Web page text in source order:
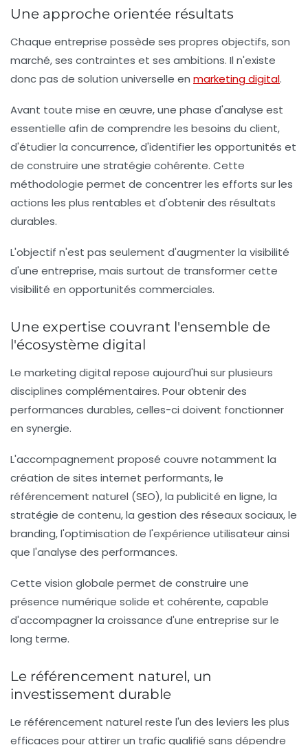
Une approche orientée résultats
Chaque entreprise possède ses propres objectifs, son
marché, ses contraintes et ses ambitions. Il n'existe
donc pas de solution universelle en marketing digital.
Avant toute mise en œuvre, une phase d'analyse est
essentielle afin de comprendre les besoins du client,
d'étudier la concurrence, d'identifier les opportunités et
de construire une stratégie cohérente. Cette
méthodologie permet de concentrer les efforts sur les
actions les plus rentables et d'obtenir des résultats
durables.
L'objectif n'est pas seulement d'augmenter la visibilité
d'une entreprise, mais surtout de transformer cette
visibilité en opportunités commerciales.
Une expertise couvrant l'ensemble de
l'écosystème digital
Le marketing digital repose aujourd'hui sur plusieurs
disciplines complémentaires. Pour obtenir des
performances durables, celles-ci doivent fonctionner
en synergie.
L'accompagnement proposé couvre notamment la
création de sites internet performants, le
référencement naturel (SEO), la publicité en ligne, la
stratégie de contenu, la gestion des réseaux sociaux, le
branding, l'optimisation de l'expérience utilisateur ainsi
que l'analyse des performances.
Cette vision globale permet de construire une
présence numérique solide et cohérente, capable
d'accompagner la croissance d'une entreprise sur le
long terme.
Le référencement naturel, un
investissement durable
Le référencement naturel reste l'un des leviers les plus
efficaces pour attirer un trafic qualifié sans dépendre